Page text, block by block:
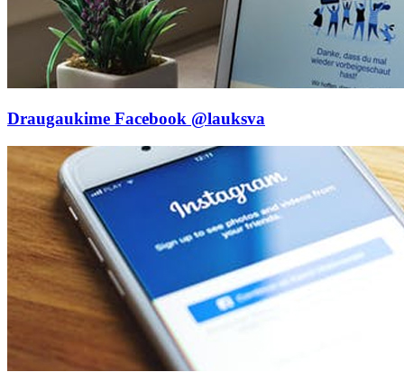
Draugaukime Facebook @lauksva